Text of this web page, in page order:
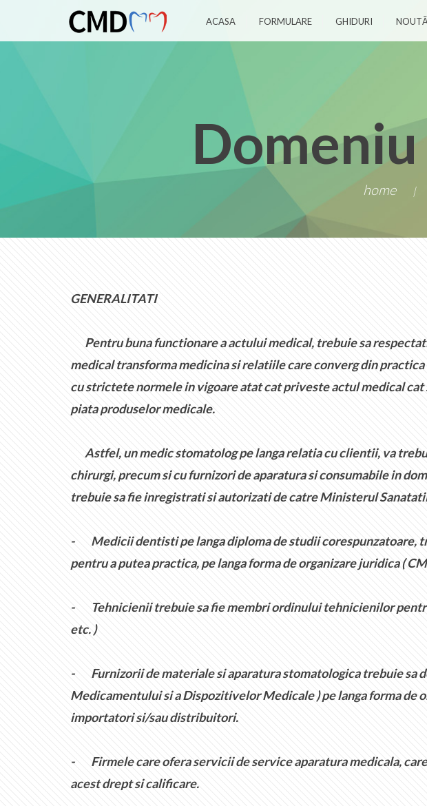
ACASA FORMULARE GHIDURI
home |
GENERALITATI
Pentru buna functionare a actului medical, trebuie sa
medical transforma medicina si relatiile care converg din
cu strictete normele in vigoare atat cat priveste actul medical
piata produselor medicale.
Astfel, un medic stomatolog pe langa relatia cu clientii, va
chirurgi, precum si cu furnizori de aparatura si consumabile in
trebuie sa fie inregistrati si autorizati de catre Ministerul
- Medicii dentisti pe langa diploma de studii
pentru a putea practica, pe langa forma de organizare juridica (
-
Tehnicienii trebuie sa fie membri ordinului tehnicienilor
etc. )
- Furnizorii de materiale si aparatura stomatologica trebuie
Medicamentului si a Dispozitivelor Medicale ) pe langa forma de
importatori si/sau distribuitori.
- Firmele care ofera servicii de service aparatura medicala,
acest drept si calificare.